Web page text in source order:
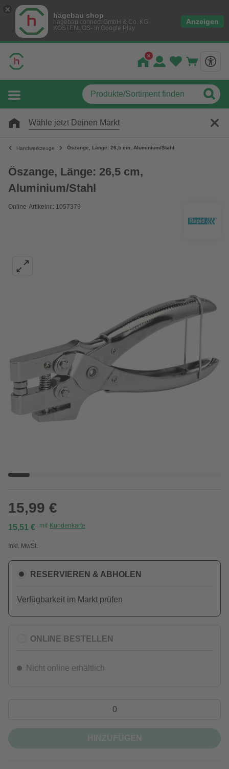
hagebau shop
hagebau connect GmbH & Co. KG
KOSTENLOS- In Google Play
Anzeigen
Wähle jetzt Deinen Markt
Handwerkzeuge Öszange, Länge: 26,5 cm, Aluminium/Stahl
Öszange, Länge: 26,5 cm,
Aluminium/Stahl
Online-Artikelnr.: 1057379
15,99 €
15,51 € mit Kundenkarte
Inkl. MwSt.
RESERVIEREN & ABHOLEN
Verfügbarkeit im Markt prüfen
ONLINE BESTELLEN
Nicht online erhältlich